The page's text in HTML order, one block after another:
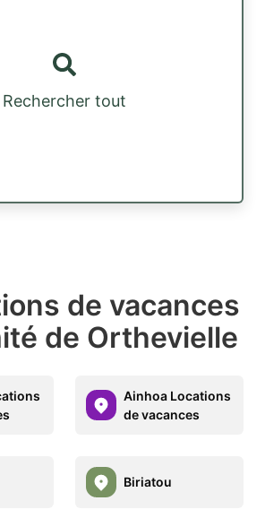
Rechercher tout
de vacances
de Orthevielle
Ainhoa Locations
de vacances
Biriatou